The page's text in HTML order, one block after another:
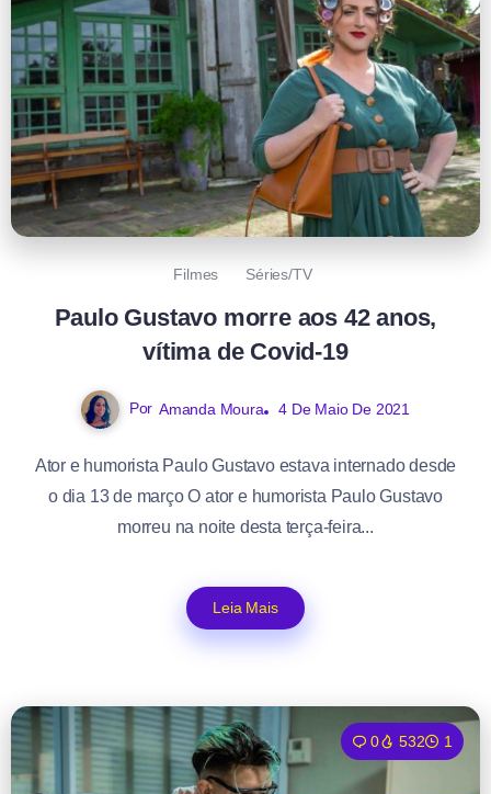
Filmes Séries/TV
Paulo Gustavo morre aos 42 anos,
vítima de Covid-19
Por Amanda Moura 4 De Maio De 2021
Ator e humorista Paulo Gustavo estava internado desde
o dia 13 de março O ator e humorista Paulo Gustavo
morreu na noite desta terça-feira...
Leia Mais
0 532 1